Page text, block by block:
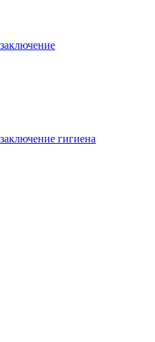
гигиена